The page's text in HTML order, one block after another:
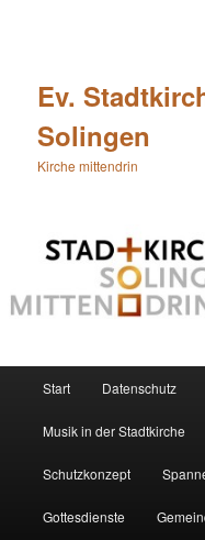
Ev.
Solingen
Kirche mittendrin
Start Datenschutz
Musik in der Stadtkirche
Schutzkonzept
Gottesdienste